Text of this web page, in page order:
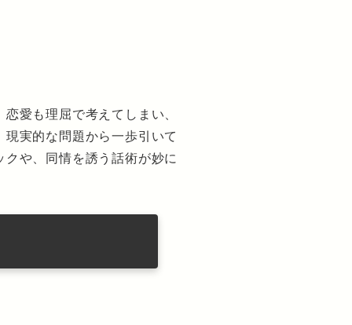
愛も理屈で考えてしまい、
実的な問題から一歩引いて
や、同情を誘う話術が妙に